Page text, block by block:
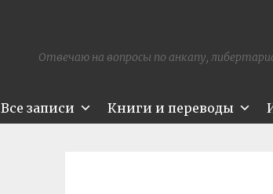
Отвечаю на вопросы по анкапу,
Все записи Книги и переводы